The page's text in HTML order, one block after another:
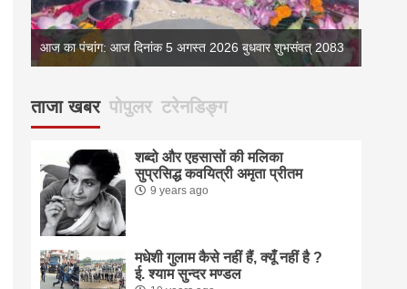
आज का पंचांग: आज दिनांक 5 अगस्त 2026 बुधवार शुभसंवत् 2083
ताजा खबर पोपुलर टरेनडिङ्ग
शब्दो और एहसासों की मलिका
सुप्रसिद्ध कवयित्री अमृता प्रीतम
9 years ago
मधेशी गुलाम कैसे नहीं हैं, क्यूँ नहीं है ?
ई. श्याम सुन्दर मण्डल